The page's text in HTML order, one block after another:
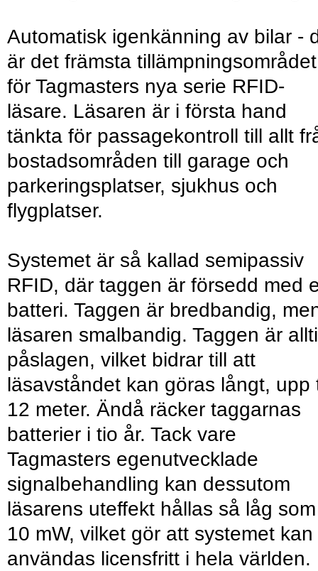
Automatisk igenkänning av bilar -
är det främsta tillämpningsområdet
för Tagmasters nya serie RFID-
läsare. Läsaren är i första hand
tänkta för passagekontroll till allt
bostadsområden till garage och
parkeringsplatser, sjukhus och
flygplatser.
Systemet är så kallad semipassiv
RFID, där taggen är försedd med
batteri. Taggen är bredbandig,
läsaren smalbandig. Taggen är
påslagen, vilket bidrar till att
läsavståndet kan göras långt, upp
12 meter. Ändå räcker taggarnas
batterier i tio år. Tack vare
Tagmasters egenutvecklade
signalbehandling kan dessutom
läsarens uteffekt hållas så låg som
10 mW, vilket gör att systemet kan
användas licensfritt i hela världen.